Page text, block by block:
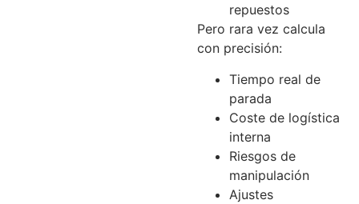
repuestos
Pero rara vez calcula
con precisión:
Tiempo real de
parada
Coste de logística
interna
Riesgos de
manipulación
Ajustes